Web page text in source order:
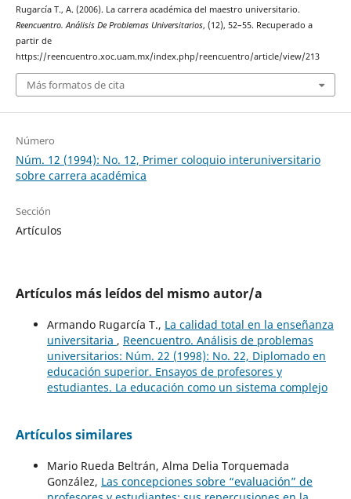
Rugarcía T., A. (2006). La carrera académica del maestro universitario.
Reencuentro. Análisis De Problemas Universitarios, (12), 52–55. Recuperado a
partir de
https://reencuentro.xoc.uam.mx/index.php/reencuentro/article/view/213
Más formatos de cita
Número
Núm. 12 (1994): No. 12, Primer coloquio interuniversitario
sobre carrera académica
Sección
Artículos
Artículos más leídos del mismo autor/a
Armando Rugarcía T., La calidad total en la enseñanza
universitaria , Reencuentro. Análisis de problemas
universitarios: Núm. 22 (1998): No. 22, Diplomado en
educación superior. Ensayos de profesores y
estudiantes. La educación como un sistema complejo
Artículos similares
Mario Rueda Beltrán, Alma Delia Torquemada
González, Las concepciones sobre “evaluación” de